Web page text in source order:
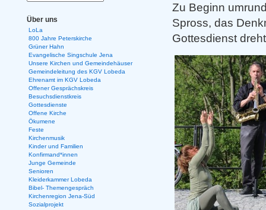
Zu Beginn
Spross, das
Gottesdienst
Über uns
LoLa
800 Jahre Peterskirche
Grüner Hahn
Evangelische Singschule Jena
Unsere Kirchen und Gemeindehäuser
Gemeindeleitung des KGV Lobeda
Ehrenamt im KGV Lobeda
Offener Gesprächskreis
Besuchsdienstkreis
Gottesdienste
Offene Kirche
Ökumene
Feste
Kirchenmusik
Kinder und Familien
Konfirmand*innen
Junge Gemeinde
Senioren
Kleiderkammer Lobeda
Bibel- Themengespräch
Kirchenregion Jena-Süd
Sozialprojekt